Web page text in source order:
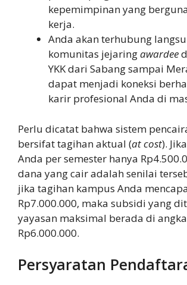
kepemimpinan yang
kerja.
Anda akan terhubung
komunitas jejaringawardee
YKK dari Sabang sampai
dapat menjadi koneksi
karir profesional Anda di
Perlu dicatat bahwa sistem
bersifat tagihan aktual (at cost).
Anda per semester hanya
dana yang cair adalah senilai
jika tagihan kampus Anda
Rp7.000.000, maka subsidi yang
yayasan maksimal berada di angka
Rp6.000.000.
Persyaratan